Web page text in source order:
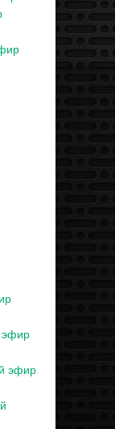
эфир
эфир